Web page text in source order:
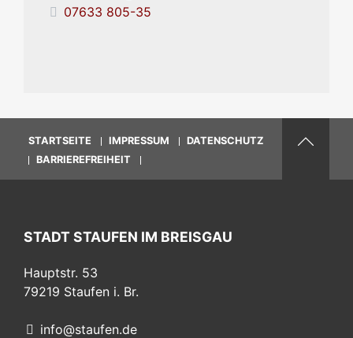
07633 805-35
STARTSEITE IMPRESSUM
DATENSCHUTZ
BARRIEREFREIHEIT
STADT STAUFEN IM BREISGAU
Hauptstr. 53
79219 Staufen i. Br.
info@staufen.de